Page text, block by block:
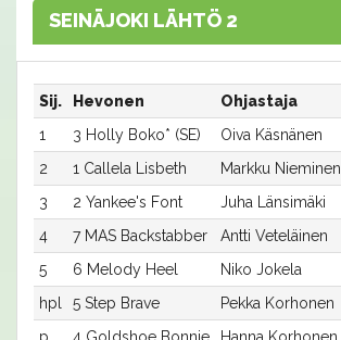
SEINÄJOKI LÄHTÖ 2
Sij. Hevonen Ohjastaja
1
3 Holly Boko* (SE) Oiva Käsnänen
2
1 Callela Lisbeth Markku Nieminen
3
2 Yankee's Font Juha Länsimäki
4
7 MAS Backstabber Antti Veteläinen
5
6 Melody Heel Niko Jokela
hpl
5 Step Brave Pekka Korhonen